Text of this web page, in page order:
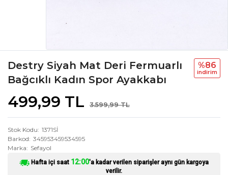
Destry Siyah Mat Deri Fermuarlı
Bağcıklı Kadın Spor Ayakkabı
499,99 TL 3.599,99 TL
%86
i̇ndi̇ri̇m
Stok Kodu 1371Sİ
Barkod 345953459534595
Marka
Sefayol
Hafta içi saat 12:00'a kadar verilen siparişler aynı gün kargoya
verilir.